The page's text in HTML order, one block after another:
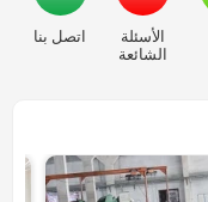
الأسئلة
الشائعة
اتصل بنا